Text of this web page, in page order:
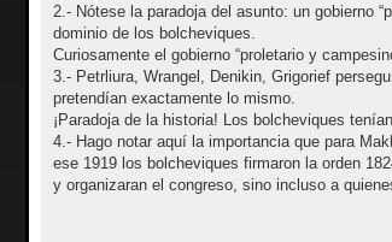
2.- Nótese la paradoja del asunto: un gobierno
dominio de los bolcheviques.
Curiosamente el gobierno “proletario y
3.- Petrliura, Wrangel, Denikin, Grigorief
pretendían exactamente lo mismo.
¡Paradoja de la historia! Los bolcheviques
4.- Hago notar aquí la importancia que para
ese 1919 los bolcheviques firmaron la orden
y organizaran el congreso, sino incluso a